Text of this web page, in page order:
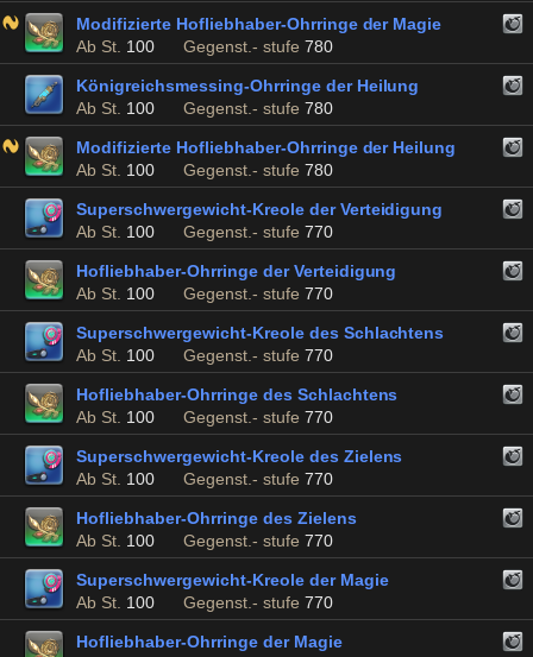
Modifizierte Hofliebhaber-Ohrringe der Magie
Ab St. 100 Gegenst.- stufe 780
Königreichsmessing-Ohrringe der Heilung
Ab St. 100 Gegenst.- stufe 780
Modifizierte Hofliebhaber-Ohrringe der Heilung
Ab St. 100 Gegenst.- stufe 780
Superschwergewicht-Kreole der Verteidigung
Ab St. 100 Gegenst.- stufe 770
Hofliebhaber-Ohrringe der Verteidigung
Ab St. 100 Gegenst.- stufe 770
Superschwergewicht-Kreole des Schlachtens
Ab St. 100 Gegenst.- stufe 770
Hofliebhaber-Ohrringe des Schlachtens
Ab St. 100 Gegenst.- stufe 770
Superschwergewicht-Kreole des Zielens
Ab St. 100 Gegenst.- stufe 770
Hofliebhaber-Ohrringe des Zielens
Ab St. 100 Gegenst.- stufe 770
Superschwergewicht-Kreole der Magie
Ab St. 100 Gegenst.- stufe 770
Hofliebhaber-Ohrringe der Magie